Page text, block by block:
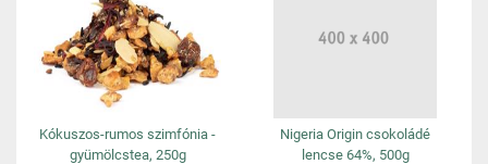
Kókuszos-rumos szimfónia -
gyümölcstea, 250g
Nigeria Origin csokoládé
lencse 64%, 500g